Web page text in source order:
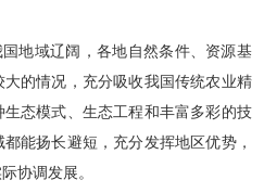
地域辽阔，各地自然条件、资源基
的情况，充分吸收我国传统农业精
态模式、生态工程和丰富多彩的技
能扬长避短，充分发挥地区优势，
际协调发展。